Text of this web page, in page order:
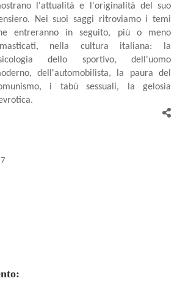
l'attualità e l'originalità del suo
Nei suoi saggi ritroviamo i temi
entreranno in seguito, più o meno
nella cultura italiana: la
dello sportivo, dell'uomo
dell'automobilista, la paura del
i tabù sessuali, la gelosia